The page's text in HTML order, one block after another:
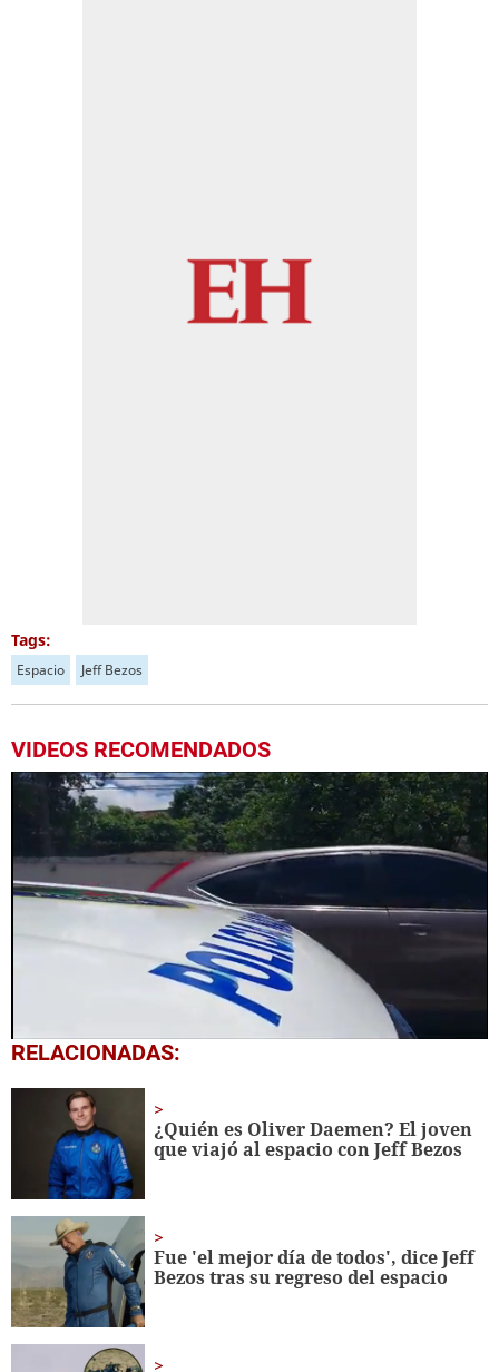
Tags:
Espacio Jeff Bezos
VIDEOS RECOMENDADOS
0
seconds
seconds
RELACIONADAS:
¿Quién es Oliver Daemen? El joven
que viajó al espacio con Jeff Bezos
Fue 'el mejor día de todos', dice Jeff
Bezos tras su regreso del espacio